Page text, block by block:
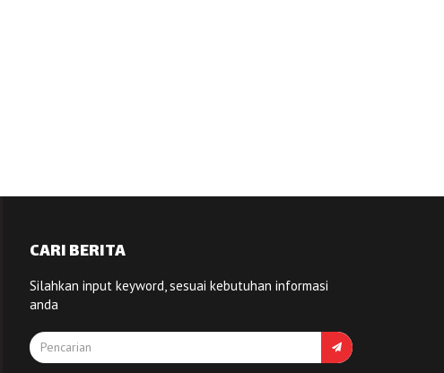
CARI BERITA
Silahkan input keyword, sesuai kebutuhan informasi
anda